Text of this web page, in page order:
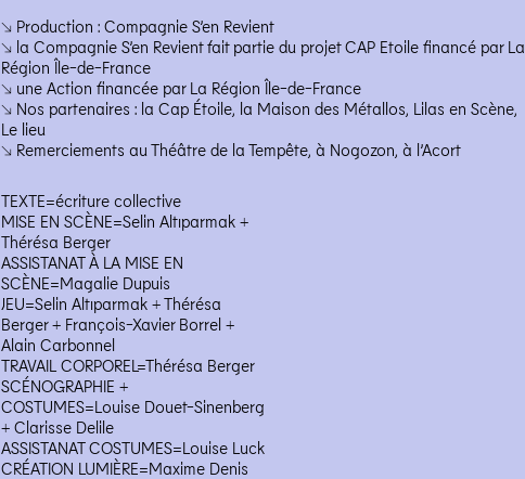
↘ Production : Compagnie S’en Revient
↘ la Compagnie S’en Revient fait partie du projetCAP Etoile financé par La
Région Île-de-France
↘ une Action financée par La Région Île-de-France
↘ Nos partenaires : la Cap Étoile, la Maison des Métallos, Lilas en Scène,
Le lieu
↘ Remerciements au Théâtre de la Tempête, à Nogozon, à l’Acort
TEXTE=écriture collective
MISE EN SCÈNE=Selin Altıparmak +
Thérésa Berger
ASSISTANAT À LA MISE EN
SCÈNE=Magalie Dupuis
JEU=Selin Altıparmak + Thérésa
Berger + François-Xavier Borrel +
Alain Carbonnel
TRAVAIL CORPOREL=Thérésa Berger
SCÉNOGRAPHIE +
COSTUMES=Louise Douet-Sinenberg
+ Clarisse Delile
ASSISTANAT COSTUMES=Louise Luck
CRÉATION LUMIÈRE=Maxime Denis